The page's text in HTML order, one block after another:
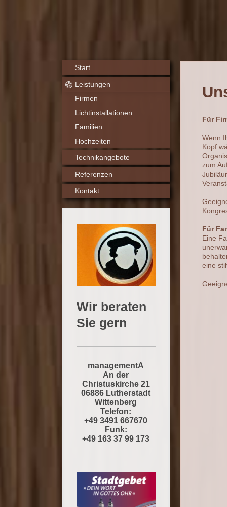
Start
Leistungen
Firmen
Lichtinstallationen
Familien
Hochzeiten
Technikangebote
Referenzen
Kontakt
Wir beraten
Sie gern
managementA
An der
Christuskirche 21
06886 Lutherstadt
Wittenberg
Telefon:
+49 3491 667670
Funk:
+49 163 37 99 173
Für
Wenn
Kopf
zum
Für
Eine
eine